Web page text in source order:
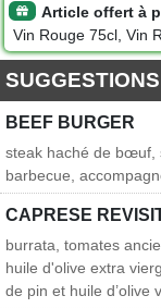
Article offert à
Vin Rouge 75cl, Vin
SUGGESTIONS
BEEF BURGER
steak haché de bœuf,
barbecue,
CAPRESE
burrata, tomates
huile d'olive extra
de pin et huile d’olive